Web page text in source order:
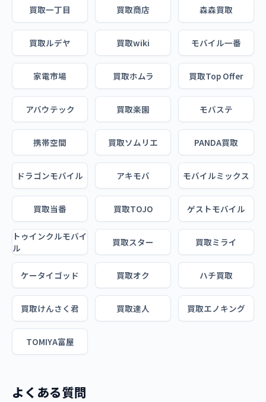
買取一丁目 買取商店 森森買取
買取ルデヤ 買取wiki モバイル一番
家電市場 買取ホムラ 買取Top Offer
アバウテック 買取楽園 モバステ
携帯空間 買取ソムリエ PANDA買取
ドラゴンモバイル アキモバ モバイルミックス
買取当番 買取TOJO ゲストモバイル
トゥインクルモバイ
ル
買取スター 買取ミライ
ケータイゴッド 買取オク ハチ買取
買取けんさく君 買取達人 買取エノキング
TOMIYA富屋
よくある質問